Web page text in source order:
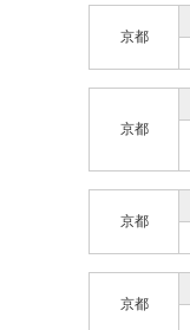
京都
京都
京都
京都